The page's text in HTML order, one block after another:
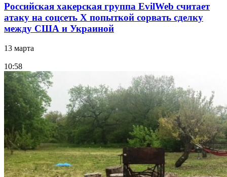
Российская хакерская группа EvilWeb считает
атаку на соцсеть Х попыткой сорвать сделку
между США и Украиной
13 марта
10:58